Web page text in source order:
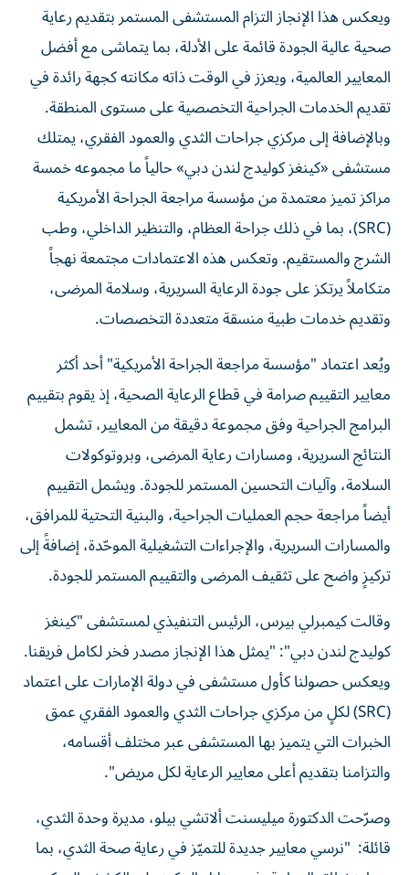
ويعكس هذا الإنجاز التزام المستشفى المستمر بتقديم رعاية
صحية عالية الجودة قائمة على الأدلة، بما يتماشى مع أفضل
المعايير العالمية، ويعزز في الوقت ذاته مكانته كجهة رائدة في
تقديم الخدمات الجراحية التخصصية على مستوى المنطقة.
وبالإضافة إلى مركزي جراحات الثدي والعمود الفقري، يمتلك
مستشفى «كينغز كوليدج لندن دبي» حالياً ما مجموعه خمسة
مراكز تميز معتمدة من مؤسسة مراجعة الجراحة الأمريكية
(SRC)، بما في ذلك جراحة العظام، والتنظير الداخلي، وطب
الشرج والمستقيم. وتعكس هذه الاعتمادات مجتمعة نهجاً
متكاملاً يرتكز على جودة الرعاية السريرية، وسلامة المرضى،
وتقديم خدمات طبية منسقة متعددة التخصصات.
ويُعد اعتماد "مؤسسة مراجعة الجراحة الأمريكية" أحد أكثر
معايير التقييم صرامة في قطاع الرعاية الصحية، إذ يقوم بتقييم
البرامج الجراحية وفق مجموعة دقيقة من المعايير، تشمل
النتائج السريرية، ومسارات رعاية المرضى، وبروتوكولات
السلامة، وآليات التحسين المستمر للجودة. ويشمل التقييم
أيضاً مراجعة حجم العمليات الجراحية، والبنية التحتية للمرافق،
والمسارات السريرية، والإجراءات التشغيلية الموحّدة، إضافةً إلى
تركيزٍ واضح على تثقيف المرضى والتقييم المستمر للجودة.
وقالت كيمبرلي بيرس، الرئيس التنفيذي لمستشفى "كينغز
كوليدج لندن دبي": "يمثل هذا الإنجاز مصدر فخر لكامل فريقنا.
ويعكس حصولنا كأول مستشفى في دولة الإمارات على اعتماد
(SRC) لكلٍ من مركزي جراحات الثدي والعمود الفقري عمق
الخبرات التي يتميز بها المستشفى عبر مختلف أقسامه،
والتزامنا بتقديم أعلى معايير الرعاية لكل مريض".
وصرّحت الدكتورة ميليسنت ألاتشي بيلو، مديرة وحدة الثدي،
قائلة: "نرسي معايير جديدة للتميّز في رعاية صحة الثدي، بما